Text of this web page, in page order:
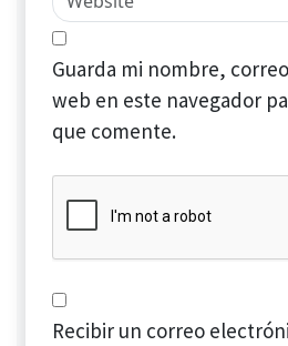
Guarda mi nombre,
web en este navegador
que comente.
Recibir un correo